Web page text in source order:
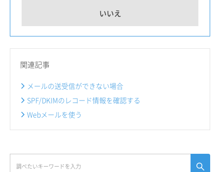
いいえ
関連記事
メールの送受信ができない場合
SPF/DKIMのレコード情報を確認する
Webメールを使う